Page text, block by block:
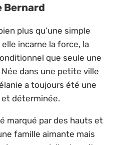
Bernard
plus qu’une simple
incarne la force, la
que seule une
dans une petite ville
a toujours été une
déterminée.
marqué par des hauts et
famille aimante mais